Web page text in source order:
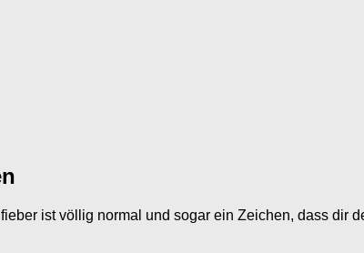
ist völlig normal und sogar ein Zeichen, dass dir